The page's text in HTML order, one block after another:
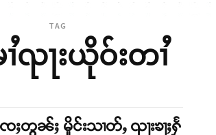
TAG
ၺႃးယိုဝ်းတၢႆ
ႈတွၼ်ႈ မိူင်းသၢတ်ႇ ၺႃးၶႃႈႁႅ